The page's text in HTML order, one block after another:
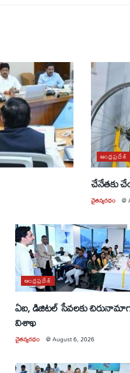
ఆంధ్రప్రదేశ్
చేనేతకు
చైతన్యరధం @
ఆంధ్రప్రదేశ్
ఏఐ, డిజిటల్ సేవలకు
విశాఖ
చైతన్యరధం @August 6, 2026